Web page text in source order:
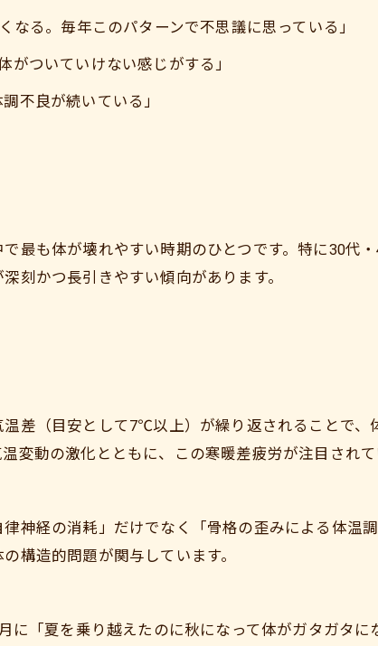
なる。毎年このパターンで不思議に思っている」
がついていけない感じがする」
不良が続いている」
最も体が壊れやすい時期のひとつです。特に30代
刻かつ長引きやすい傾向があります。
差（目安として7℃以上）が繰り返されることで、
変動の激化とともに、この寒暖差疲労が注目されて
神経の消耗」だけでなく「骨格の歪みによる体温
構造的問題が関与しています。
に「夏を乗り越えたのに秋になって体がガタガタ